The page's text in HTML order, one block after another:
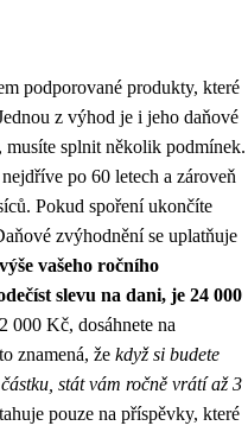
podporované produkty, které
z výhod je i jeho daňové
splnit několik podmínek.
po 60 letech a zároveň
Pokud spoření ukončíte
zvýhodnění se uplatňuje
vašeho ročního
slevu na dani, je 24 000
000 Kč, dosáhnete na
znamená, že když si budete
stát vám ročně vrátí až 3
pouze na příspěvky, které